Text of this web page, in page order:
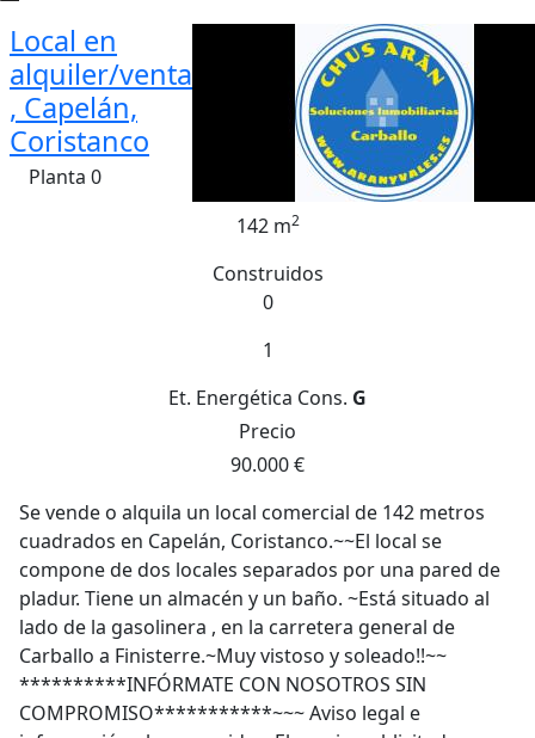
Local en
alquiler/venta
, Capelán,
Coristanco
Planta 0
142 m2
Construidos
0
1
Et. Energética Cons. G
Precio
90.000 €
Se vende o alquila un local comercial de 142 metros
cuadrados en Capelán, Coristanco.~~El local se
compone de dos locales separados por una pared de
pladur. Tiene un almacén y un baño. ~Está situado al
lado de la gasolinera , en la carretera general de
Carballo a Finisterre.~Muy vistoso y soleado!!~~
**********INFÓRMATE CON NOSOTROS SIN
COMPROMISO***********~~~ Aviso legal e